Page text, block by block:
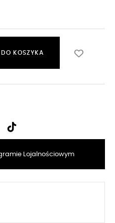
KOSZYKA
Lojalnościowym